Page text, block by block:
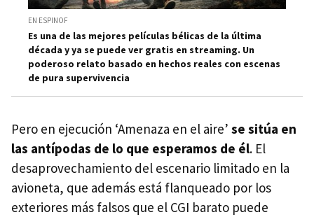
EN ESPINOF
Es una de las mejores películas bélicas de la última
década y ya se puede ver gratis en streaming. Un
poderoso relato basado en hechos reales con escenas
de pura supervivencia
Pero en ejecución ‘Amenaza en el aire’ se sitúa en
las antípodas de lo que esperamos de él. El
desaprovechamiento del escenario limitado en la
avioneta, que además está flanqueado por los
exteriores más falsos que el CGI barato puede